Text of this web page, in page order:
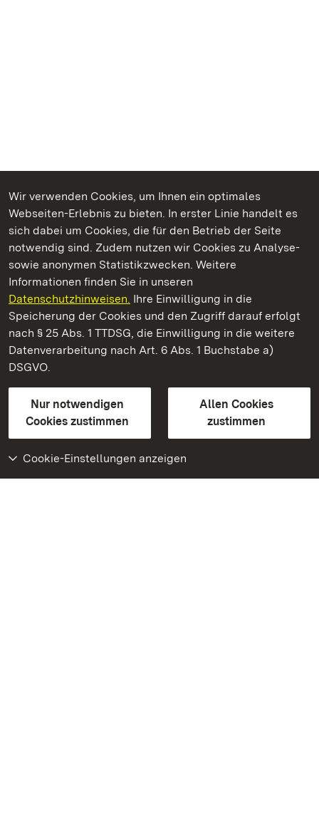
Wir verwenden Cookies, um Ihnen ein optimales
Webseiten-Erlebnis zu bieten. In erster Linie handelt es
sich dabei um Cookies, die für den Betrieb der Seite
notwendig sind. Zudem nutzen wir Cookies zu Analyse-
sowie anonymen Statistikzwecken. Weitere
Informationen finden Sie in unseren
Datenschutzhinweisen. Ihre Einwilligung in die
Speicherung der Cookies und den Zugriff darauf erfolgt
nach § 25 Abs. 1 TTDSG, die Einwilligung in die weitere
Datenverarbeitung nach Art. 6 Abs. 1 Buchstabe a)
DSGVO.
Nur notwendigen
Cookies zustimmen
Allen Cookies
zustimmen
Cookie-Einstellungen anzeigen
Kommen. Staunen. Genießen.
Staatliche Schlösser und Gärten Baden‑Württemberg
Staatliche Schlösser und Gärten Baden-Württemberg
Kontakt
GebärdenspracheLeichte Sprache
Erklärung zur Barrierefreiheit
BITV-konform (geprüfte Seiten)
Weiteres